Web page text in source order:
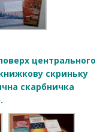
центрального
скриньку
скарбничка